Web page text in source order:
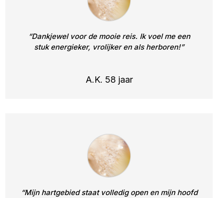
“Dankjewel voor de mooie reis. Ik voel me een
stuk energieker, vrolijker en als herboren!”
A.K. 58 jaar
“Mijn hartgebied staat volledig open en mijn hoofd